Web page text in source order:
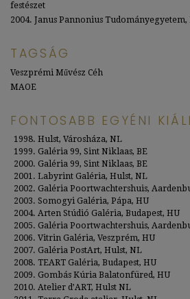
festészet
2004. Janus Pannonius
TAGSÁG
Veszprémi Művész Céh
MAOE
FONTOSABB EGYÉNI
Hulst, Városháza, NL
Galéria 99, Sint Niklaas, BE
Galéria 99, Sint Niklaas, BE
Labyrint Galéria, Hulst, NL
Galéria Poortwachtershuis,
Somogyi Galéria, Pápa, HU
Arten Stúdió Galéria, Budapest, HU
Galéria Poortwachtershuis,
Vitrin Galéria, Veszprém, HU
Galéria PostArt, Hulst, NL
TEART Galéria, Budapest, HU
Gombás Kúria Balatonfüred, HU
Atelier d’ART, Hulst NL